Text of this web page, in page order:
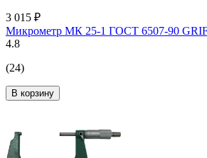
3 015 ₽
Микрометр МК 25-1 ГОСТ 6507-90
4.8
(24)
В корзину